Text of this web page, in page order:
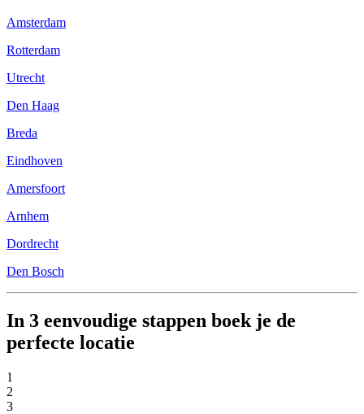
Amsterdam
Rotterdam
Utrecht
Den Haag
Breda
Eindhoven
Amersfoort
Arnhem
Dordrecht
Den Bosch
In 3 eenvoudige stappen boek je de
perfecte locatie
1
2
3